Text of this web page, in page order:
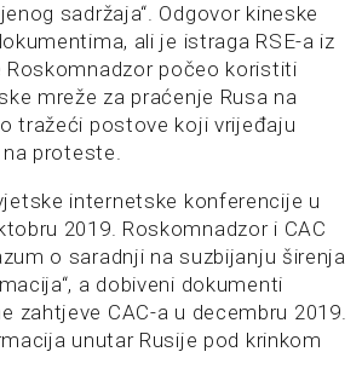
sadržaja“. Odgovor kineske
ali je istraga RSE-a iz
Roskomnadzor počeo koristiti
mreže za praćenje Rusa na
tražeći postove koji vrijeđaju
proteste.
internetske konferencije u
2019. Roskomnadzor i CAC
o saradnji na suzbijanju širenja
a dobiveni dokumenti
zahtjeve CAC-a u decembru 2019.
unutar Rusije pod krinkom